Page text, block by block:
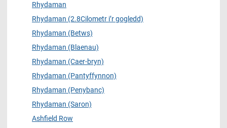
Rhydaman
Rhydaman (2.8Cilometr i’r gogledd)
Rhydaman (Betws)
Rhydaman (Blaenau)
Rhydaman (Caer-bryn)
Rhydaman (Pantyffynnon)
Rhydaman (Penybanc)
Rhydaman (Saron)
Ashfield Row